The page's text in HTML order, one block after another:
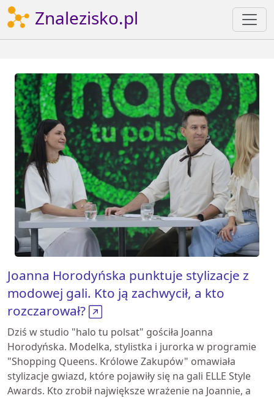
Znalezisko.pl
Joanna Horodyńska punktuje stylizacje z
modowej gali. Kto ją zachwycił, a kto
rozczarował?
Dziś w studio "halo tu polsat" gościła Joanna
Horodyńska. Modelka, stylistka i jurorka w programie
"Shopping Queens. Królowe Zakupów" omawiała
stylizacje gwiazd, które pojawiły się na gali ELLE Style
Awards. Kto zrobił największe wrażenie na Joannie, a